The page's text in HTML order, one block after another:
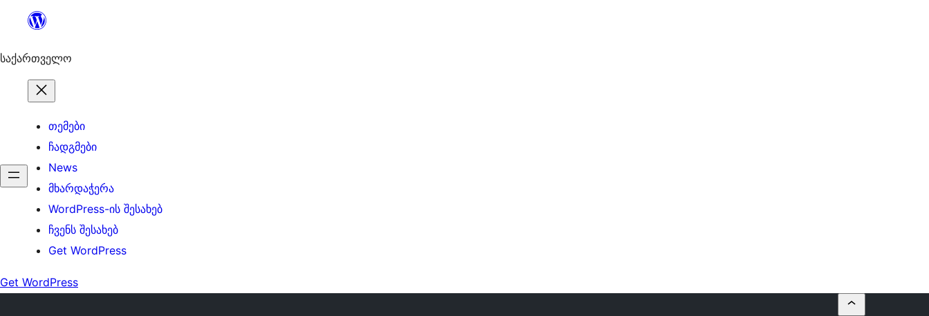
შიგთავსზე
გადასვლა
საქართველო
თემები
ჩადგმები
News
მხარდაჭერა
WordPress-ის შესახებ
ჩვენს შესახებ
Get WordPress
Get WordPress